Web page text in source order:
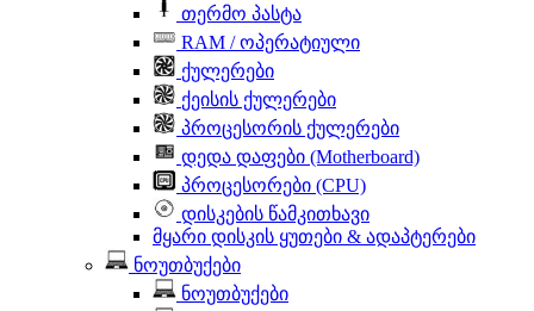
თერმო პასტა
RAM / ოპერატიული
ქულერები
ქეისის ქულერები
პროცესორის ქულერები
დედა დაფები (Motherboard)
პროცესორები (CPU)
დისკების წამკითხავი
მყარი დისკის ყუთები & ადაპტერები
ნოუთბუქები
ნოუთბუქები